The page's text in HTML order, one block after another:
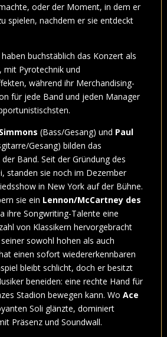
oder der Moment, in dem er
spielen, nachdem er sie entdeckt
buchstäblich das Konzert als
mit Pyrotechnik und
während ihr Merchandising-
für jede Band und jeden Manager
(Bass/Gesang) und Paul
Gesang) bilden das
Band. Seit der Gründung des
standen sie noch im Dezember
in New York auf der Bühne.
sie ein Lennon/McCartney des
ihre Songwriting-Talente eine
von Klassikern hervorgebracht
sowohl hohen als auch
einen sofort wiedererkennbaren
bleibt schlicht, doch er besitzt
beneiden: eine rechte Hand für
Stadion bewegen kann. Wo Ace
Soli glänzte, dominiert
Präsenz und Soundwall.